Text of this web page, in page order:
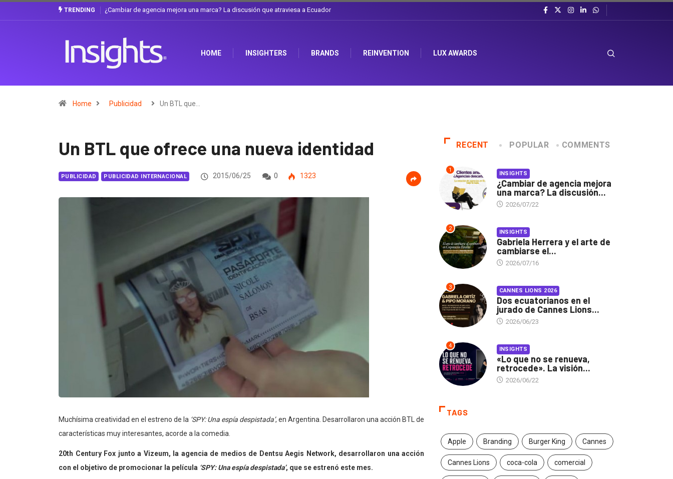
TRENDING Gabriela Herrera y el arte de cambiarse el sombrero en Corporación Favorita
HOME INSIGHTERS BRANDS REINVENTION LUX AWARDS
Home Publicidad Un BTL que…
Un BTL que ofrece una nueva identidad
PUBLICIDAD PUBLICIDAD INTERNACIONAL 2015/06/25 0 1323
Muchísima creatividad en el estreno de la ‘SPY: Una espía despistada’, en Argentina. Desarrollaron una acción BTL de
características muy interesantes, acorde a la comedia.
20th Century Fox junto a Vizeum, la agencia de medios de Dentsu Aegis Network, desarrollaron una acción
con el objetivo de promocionar la película ‘SPY: Una espía despistada’, que se estrenó este mes.
RECENT POPULAR COMMENTS
1 INSIGHTS
¿Cambiar de agencia mejora
una marca? La discusión...
2026/07/22
2 INSIGHTS
Gabriela Herrera y el arte de
cambiarse el...
2026/07/16
3 CANNES LIONS 2026
Dos ecuatorianos en el
jurado de Cannes Lions...
2026/06/23
4 INSIGHTS
«Lo que no se renueva,
retrocede». La visión...
2026/06/22
TAGS
Apple Branding Burger King Cannes
Cannes Lions coca-cola comercial